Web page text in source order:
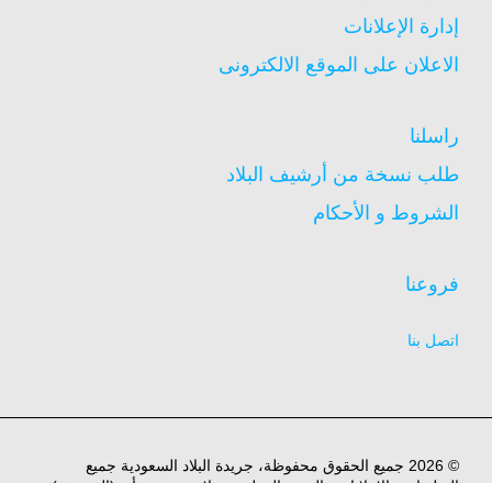
إدارة الإعلانات
الاعلان على الموقع الالكترونى
راسلنا
طلب نسخة من أرشيف البلاد
الشروط و الأحكام
فروعنا
اتصل بنا
© 2026 جميع الحقوق محفوظة، جريدة البلاد السعودية جميع